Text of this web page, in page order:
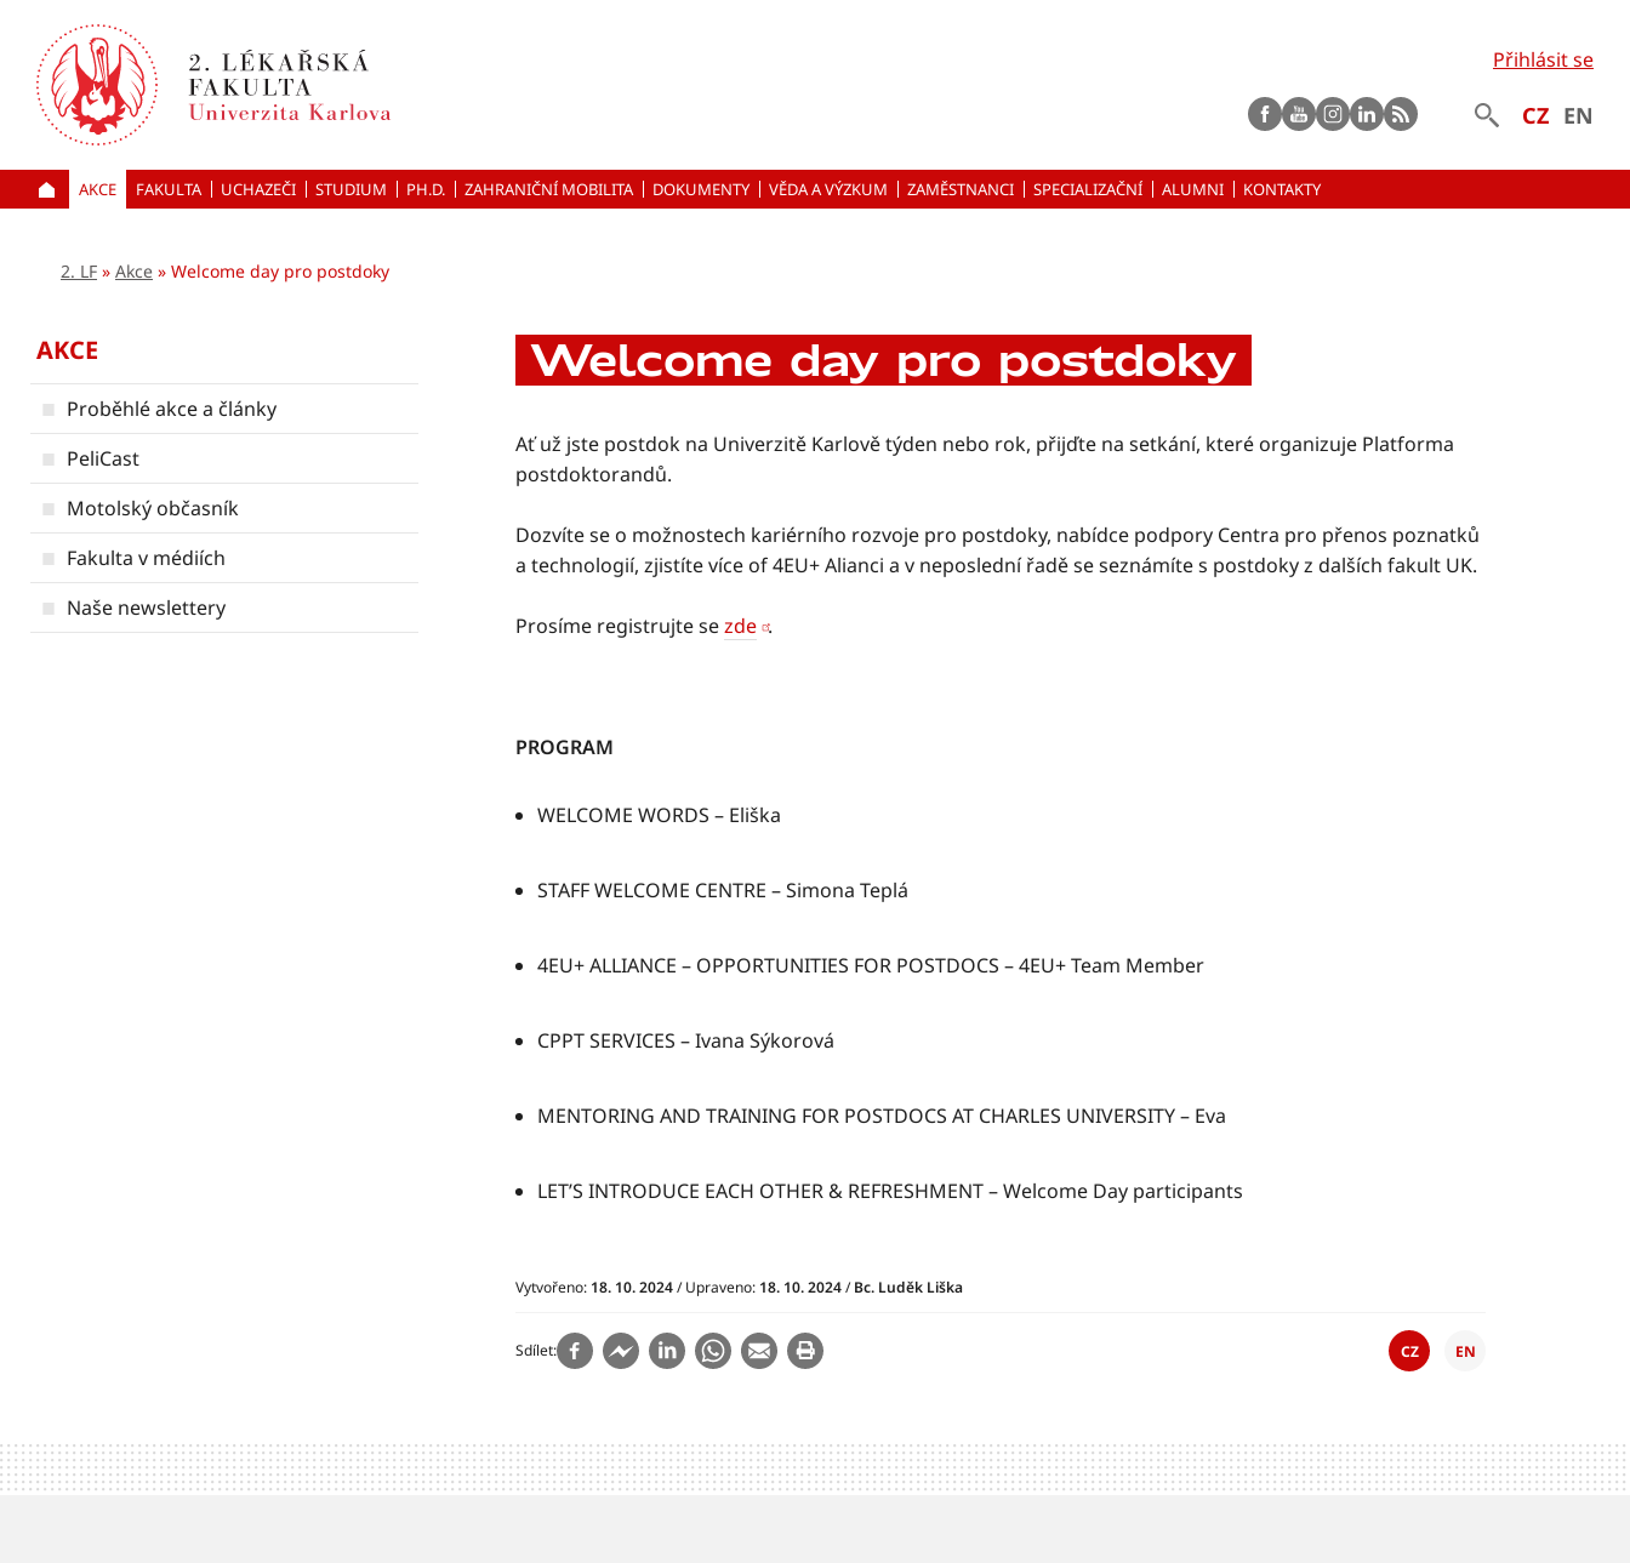
k hlavnímu
obsahu
Přihlásit se
CZ EN
ÚVOD
AKCE FAKULTA UCHAZEČI STUDIUM PH.D. ZAHRANIČNÍ MOBILITA DOKUMENTY VĚDA A VÝZKUM ZAMĚSTNANCI SPECIALIZAČNÍ ALUMNI KONTAKTY
Facebook
Youtubeinstagram
LinkedIn
rss
2. LF Akce Welcome day pro postdoky
AKCE
Proběhlé akce a články
PeliCast
Motolský občasník
Fakulta v médiích
Naše newslettery
Welcome day pro postdoky
Ať už jste postdok na Univerzitě Karlově týden nebo rok, přijďte na setkání, které organizuje Platforma
postdoktorandů.
Dozvíte se o možnostech kariérního rozvoje pro postdoky, nabídce podpory Centra pro přenos poznatků
a technologií, zjistíte více of 4EU+ Alianci a v neposlední řadě se seznámíte s postdoky z dalších fakult UK.
Prosíme registrujte sezde .
PROGRAM
WELCOME WORDS – Eliška
STAFF WELCOME CENTRE – Simona Teplá
4EU+ ALLIANCE – OPPORTUNITIES FOR POSTDOCS – 4EU+ Team Member
CPPT SERVICES – Ivana Sýkorová
MENTORING AND TRAINING FOR POSTDOCS AT CHARLES UNIVERSITY – Eva
LET’S INTRODUCE EACH OTHER & REFRESHMENT – Welcome Day participants
Vytvořeno: 18. 10. 2024/ Upraveno: 18. 10. 2024/Bc. Luděk Liška
Sdílet CZ EN